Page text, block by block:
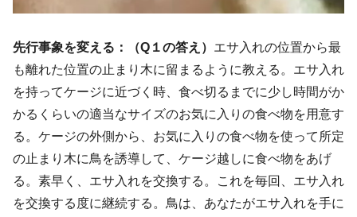
先行事象を変える： （Q１の答え） エサ入れの位置から最
も離れた位置の止まり木に留まるように教える。エサ入れ
を持ってケージに近づく時、食べ切るまでに少し時間がか
かるくらいの適当なサイズのお気に入りの食べ物を用意す
る。ケージの外側から、お気に入りの食べ物を使って所定
の止まり木に鳥を誘導して、ケージ越しに食べ物をあげ
る。素早く、エサ入れを交換する。これを毎回、エサ入れ
を交換する度に継続する。鳥は、あなたがエサ入れを手に